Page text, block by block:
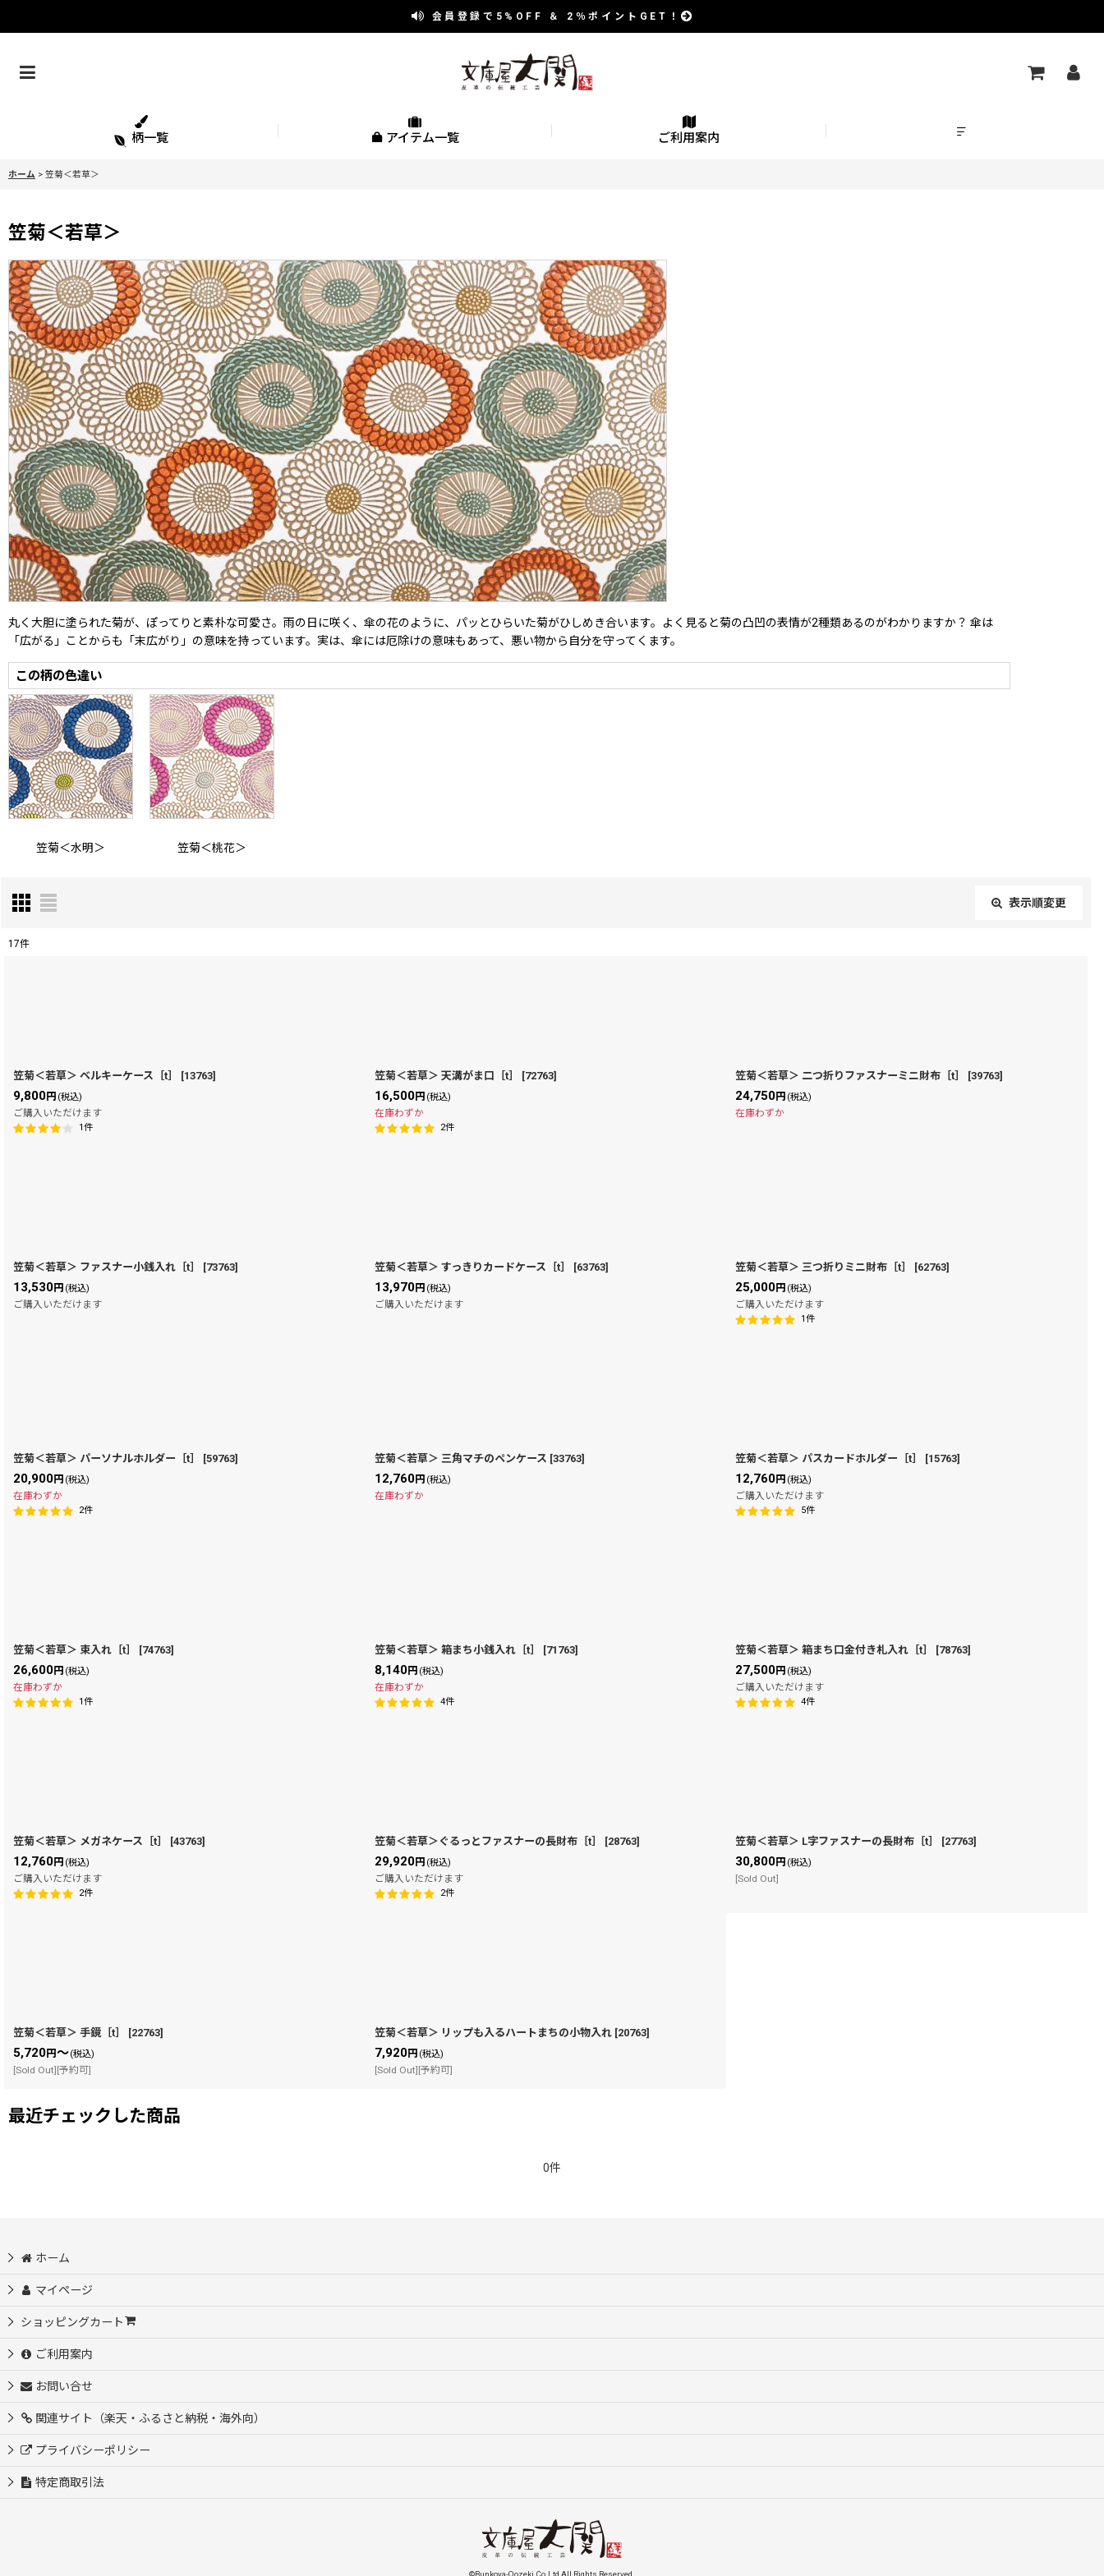
会員登録で 5%OFF ＆ 2％ポイントGET！
柄一覧 アイテム一覧 ご利用案内
ホーム > 笠菊＜若草＞
笠菊＜若草＞
丸く大胆に塗られた菊が、ぽってりと素朴な可愛さ。雨の日に咲く、傘の花のように、パッとひらいた菊がひしめき合います。よく見ると菊の凸凹の表情が2種類あるのがわかりますか？ 傘は
「広がる」ことからも「末広がり」の意味を持っています。実は、傘には厄除けの意味もあって、悪い物から自分を守ってくます。
この柄の色違い
笠菊＜水明＞ 笠菊＜桃花＞
表示順変更
17件
笠菊＜若草＞ ベルキーケース［t］ [13763]
9,800円 (税込)
ご購入いただけます
1件
笠菊＜若草＞ 天溝がま口［t］ [72763]
16,500円 (税込)
在庫わずか
2件
笠菊＜若草＞ 二つ折りファスナーミニ財布［t］ [39763]
24,750円 (税込)
在庫わずか
笠菊＜若草＞ ファスナー小銭入れ［t］ [73763]
13,530円 (税込)
ご購入いただけます
笠菊＜若草＞ すっきりカードケース［t］ [63763]
13,970円 (税込)
ご購入いただけます
笠菊＜若草＞ 三つ折りミニ財布［t］ [62763]
25,000円 (税込)
ご購入いただけます
1件
笠菊＜若草＞ パーソナルホルダー［t］ [59763]
20,900円 (税込)
在庫わずか
2件
笠菊＜若草＞ 三角マチのペンケース [33763]
12,760円 (税込)
在庫わずか
笠菊＜若草＞ パスカードホルダー［t］ [15763]
12,760円 (税込)
ご購入いただけます
5件
笠菊＜若草＞ 束入れ［t］ [74763]
26,600円 (税込)
在庫わずか
1件
笠菊＜若草＞ 箱まち小銭入れ［t］ [71763]
8,140円 (税込)
在庫わずか
4件
笠菊＜若草＞ 箱まち口金付き札入れ［t］ [78763]
27,500円 (税込)
ご購入いただけます
4件
笠菊＜若草＞ メガネケース［t］ [43763]
12,760円 (税込)
ご購入いただけます
2件
笠菊＜若草＞ぐるっとファスナーの長財布［t］ [28763]
29,920円 (税込)
ご購入いただけます
2件
笠菊＜若草＞ L字ファスナーの長財布［t］ [27763]
30,800円 (税込)
[Sold Out]
笠菊＜若草＞ 手鏡［t］ [22763]
5,720円～(税込)
[Sold Out][予約可]
笠菊＜若草＞ リップも入るハートまちの小物入れ [20763]
7,920円 (税込)
[Sold Out][予約可]
最近チェックした商品
0件
ホーム
マイページ
ショッピングカート
ご利用案内
お問い合せ
関連サイト（楽天・ふるさと納税・海外向）
プライバシーポリシー
特定商取引法
©Bunkoya-Oozeki Co.Ltd All Rights Reserved.